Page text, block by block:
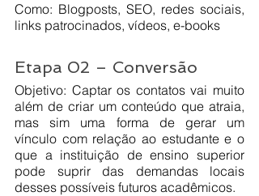
Como: Blogposts, SEO, redes sociais,
links patrocinados, vídeos, e-books
Etapa 02 – Conversão
Objetivo: Captar os contatos vai muito
além de criar um conteúdo que atraia,
mas sim uma forma de gerar um
vínculo com relação ao estudante e o
que a instituição de ensino superior
pode suprir das demandas locais
desses possíveis futuros acadêmicos.